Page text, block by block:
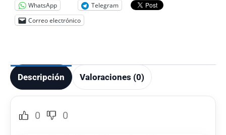
WhatsApp
Telegram
Correo electrónico
Descripción Valoraciones (0)
0 0